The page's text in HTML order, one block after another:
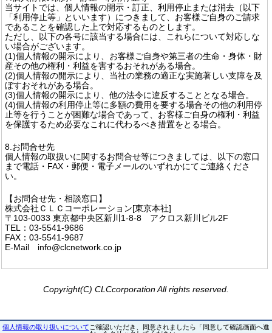
当サイトでは、個人情報の開示・訂正、利用停止または消去（以下
「利用停止等」といいます）につきまして、お客様ご自身のご請求
であることを確認した上で対応するものとします。
ただし、以下の各号に該当する場合には、これらについて対応しな
い場合がございます。
(1)個人情報の開示により、お客様ご自身や第三者の生命・身体・財
産その他の権利・利益を害するおそれがある場合。
(2)個人情報の開示により、当社の業務の適正な実施著しい支障を及
ぼすおそれがある場合。
(3)個人情報の開示により、他の法令に違反することとなる場合。
(4)個人情報の利用停止等に多額の費用を要する場合その他の利用停
止等を行うことが困難な場合であって、お客様ご自身の権利・利益
を保護するため必要なこれに代わるべき措置をとる場合。
8.お問合せ先
個人情報の取扱いに関するお問合せ等につきましては、以下の窓口
まで電話・FAX・郵便・電子メールのいずれかにてご連絡くださ
い。
【お問合せ先・相談窓口】
株式会社ＣＬＣコーポレーション[東京本社]
〒103-0033 東京都中央区新川1-8-8 アクロス新川ビル2F
TEL：03-5541-9686
FAX：03-5541-9687
E-Mail info@clcnetwork.co.jp
Copyright(C) CLCcorporation All rights reserved.
個人情報の取り扱いについて ご確認いただき、同意されましたら「同意して確認画面へ進